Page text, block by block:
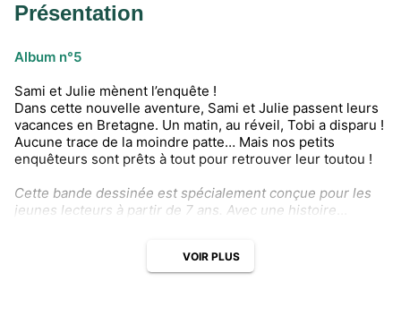
Présentation
Album n°5
Sami et Julie mènent l’enquête !
Dans cette nouvelle aventure, Sami et Julie passent leurs
vacances en Bretagne. Un matin, au réveil, Tobi a disparu !
Aucune trace de la moindre patte… Mais nos petits
enquêteurs sont prêts à tout pour retrouver leur toutou !
Cette bande dessinée est spécialement conçue pour les
jeunes lecteurs à partir de 7 ans. Avec une histoire
VOIR PLUS